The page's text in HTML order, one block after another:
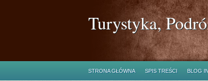
Turystyka,
STRONA GŁÓWNA SPIS TREŚCI BLOG